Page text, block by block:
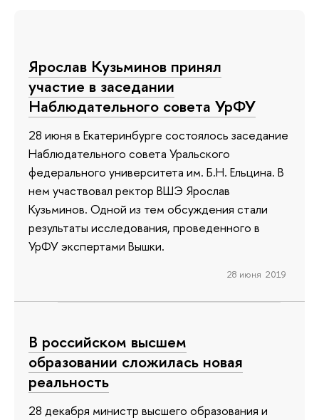
Ярослав Кузьминов принял
участие в заседании
Наблюдательного совета УрФУ
28 июня в Екатеринбурге состоялось заседание
Наблюдательного совета Уральского
федерального университета им. Б.Н. Ельцина. В
нем участвовал ректор ВШЭ Ярослав
Кузьминов. Одной из тем обсуждения стали
результаты исследования, проведенного в
УрФУ экспертами Вышки.
28 июня 2019
В российском высшем
образовании сложилась новая
реальность
28 декабря министр высшего образования и